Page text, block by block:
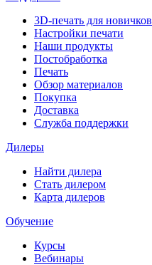
3D-печать для новичков
Настройки печати
Наши продукты
Постобработка
Печать
Обзор материалов
Покупка
Доставка
Служба поддержки
Дилеры
Найти дилера
Cтать дилером
Карта дилеров
Обучение
Курсы
Вебинары